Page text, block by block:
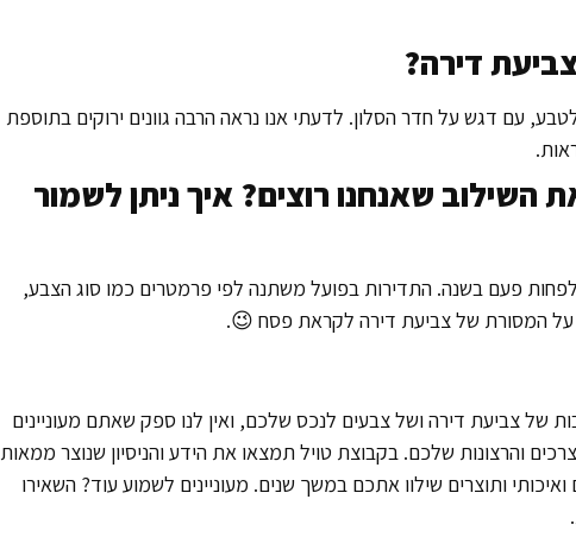
דירה?
לטבע, עם דגש על חדר הסלון. לדעתי אנו נראה הרבה גוונים ירוקים בתוספת
שאנחנו רוצים? איך ניתן לשמור
פעם בשנה. התדירות בפועל משתנה לפי פרמטרים כמו סוג הצבע,
על המסורת של צביעת דירה לקראת פסח 😉.
צביעת דירה ושל צבעים לנכס שלכם, ואין לנו ספק שאתם מעוניינים
והרצונות שלכם. בקבוצת טויל תמצאו את הידע והניסיון שנוצר ממאות
ותוצרים שילוו אתכם במשך שנים. מעוניינים לשמוע עוד? השאירו